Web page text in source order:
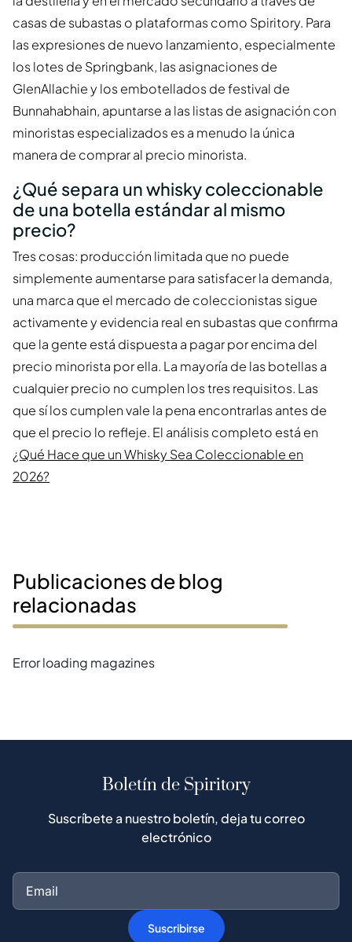
casas de subastas o plataformas como Spiritory. Para
las expresiones de nuevo lanzamiento, especialmente
los lotes de Springbank, las asignaciones de
GlenAllachie y los embotellados de festival de
Bunnahabhain, apuntarse a las listas de asignación con
minoristas especializados es a menudo la única
manera de comprar al precio minorista.
¿Qué separa un whisky coleccionable
de una botella estándar al mismo
precio?
Tres cosas: producción limitada que no puede
simplemente aumentarse para satisfacer la demanda,
una marca que el mercado de coleccionistas sigue
activamente y evidencia real en subastas que confirma
que la gente está dispuesta a pagar por encima del
precio minorista por ella. La mayoría de las botellas a
cualquier precio no cumplen los tres requisitos. Las
que sí los cumplen vale la pena encontrarlas antes de
que el precio lo refleje. El análisis completo está en
¿Qué Hace que un Whisky Sea Coleccionable en
2026?
Publicaciones de blog
relacionadas
Error loading magazines
Boletín de Spiritory
Suscríbete a nuestro boletín, deja tu correo
electrónico
Suscribirse